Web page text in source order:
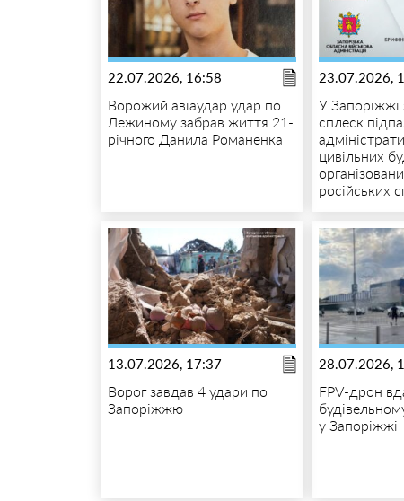
22.07.2026, 16:58
Ворожий авіаудар удар по
Лежиному забрав життя 21-
річного Данила Романенка
23.07.2026,
У Запоріжжі
сплеск
цивільних
російських
13.07.2026, 17:37
Ворог завдав 4 удари по
Запоріжжю
28.07.2026,
FPV-дрон
у Запоріжжі